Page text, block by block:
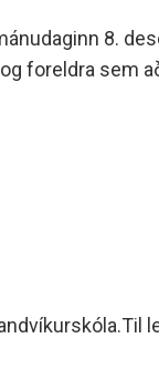
8.
foreldra sem